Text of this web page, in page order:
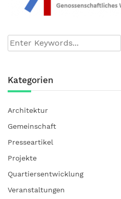
Kategorien
Architektur
Gemeinschaft
Presseartikel
Projekte
Quartiersentwicklung
Veranstaltungen